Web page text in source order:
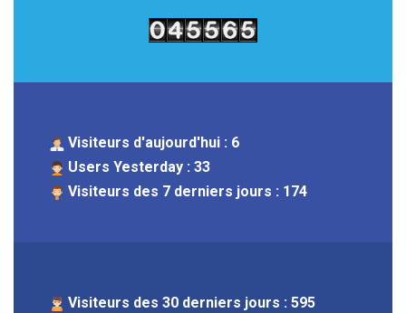
Visiteurs d'aujourd'hui : 6
Users Yesterday : 33
Visiteurs des 7 derniers jours : 174
Visiteurs des 30 derniers jours : 595